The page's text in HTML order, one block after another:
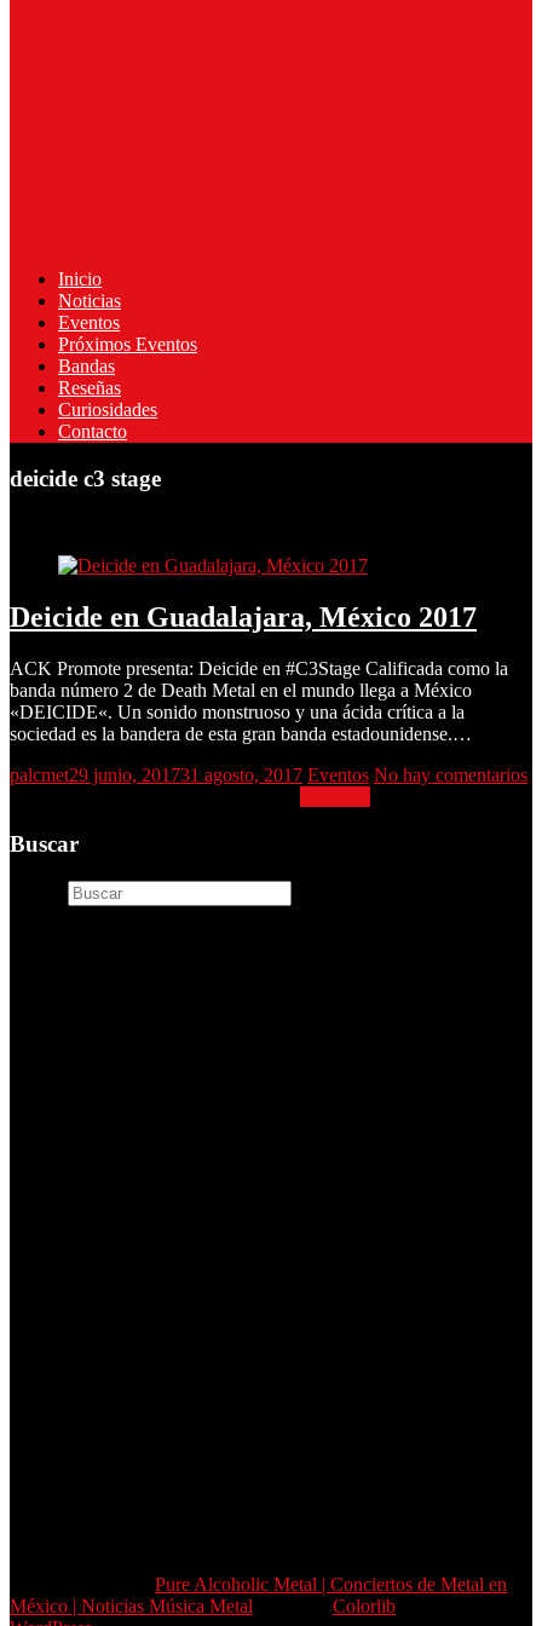
Inicio
Noticias
Eventos
Próximos Eventos
Bandas
Reseñas
Curiosidades
Contacto
deicide c3 stage
Deicide en Guadalajara, México 2017
ACK Promote presenta: Deicide en #C3Stage Calificada como la
banda número 2 de Death Metal en el mundo llega a México
«DEICIDE«. Un sonido monstruoso y una ácida crítica a la
sociedad es la bandera de esta gran banda estadounidense.…
palcmet29 junio, 201731 agosto, 2017 Eventos No hay comentarios
Buscar
Pure Alcoholic Metal | Conciertos de Metal en
México | Noticias Música Metal
Colorlib